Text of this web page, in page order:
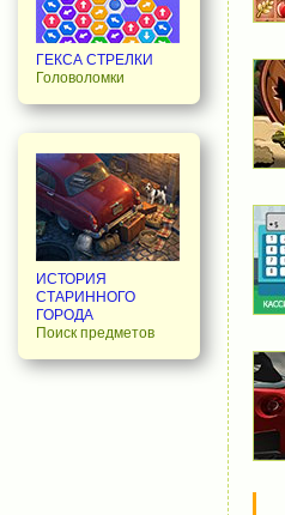
ГЕКСА СТРЕЛКИ
Головоломки
ИСТОРИЯ
СТАРИННОГО
ГОРОДА
Поиск предметов